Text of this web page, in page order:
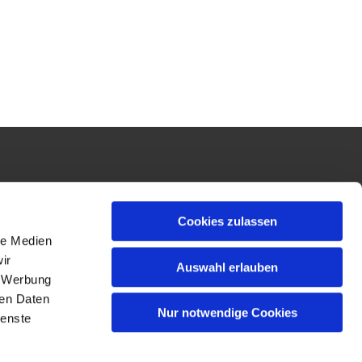
Medien
Daten
Cookies zulassen
Auswahl erlauben
Nur notwendige Cookies